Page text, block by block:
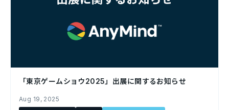
「東京ゲームショウ2025」出展に関するお知らせ
Aug 19, 2025